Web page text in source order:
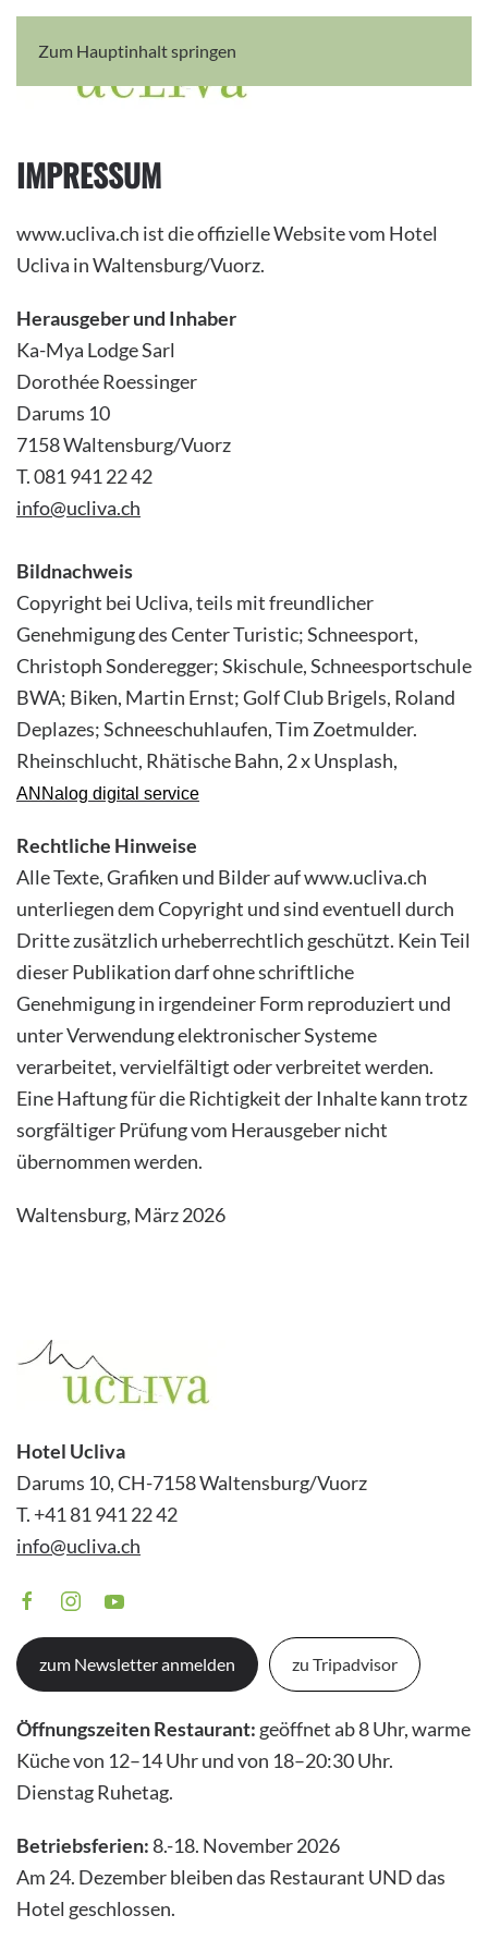
Zum Hauptinhalt springen
IMPRESSUM
www.ucliva.ch ist die offizielle Website vom Hotel
Ucliva in Waltensburg/Vuorz.
Herausgeber und Inhaber
Ka-Mya Lodge Sarl
Dorothée Roessinger
Darums 10
7158 Waltensburg/Vuorz
T. 081 941 22 42
info@ucliva.ch
Bildnachweis
Copyright bei Ucliva,teils mit freundlicher
Genehmigung des Center Turistic; Schneesport,
Christoph Sonderegger; Skischule, Schneesportschule
BWA; Biken, Martin Ernst; Golf Club Brigels, Roland
Deplazes; Schneeschuhlaufen, Tim Zoetmulder.
Rheinschlucht, Rhätische Bahn, 2 x Unsplash,
ANNalog digital service
Rechtliche Hinweise
Alle Texte, Grafiken und Bilder auf www.ucliva.ch
unterliegen dem Copyright und sind eventuell durch
Dritte zusätzlich urheberrechtlich geschützt. Kein Teil
dieser Publikation darf ohne schriftliche
Genehmigung in irgendeiner Form reproduziert und
unter Verwendung elektronischer Systeme
verarbeitet, vervielfältigt oder verbreitet werden.
Eine Haftung für die Richtigkeit der Inhalte kann trotz
sorgfältiger Prüfung vom Herausgeber nicht
übernommen werden.
Waltensburg, März 2026
Hotel Ucliva
Darums 10, CH-7158 Waltensburg/Vuorz
T. +41 81 941 22 42
info@ucliva.ch
zum Newsletter anmelden zu Tripadvisor
Öffnungszeiten Restaurant: geöffnet ab 8 Uhr, warme
Küche von 12–14 Uhr und von 18–20:30 Uhr.
Dienstag Ruhetag.
Betriebsferien: 8.-18. November 2026
Am 24. Dezember bleiben das Restaurant UND das
Hotel geschlossen.